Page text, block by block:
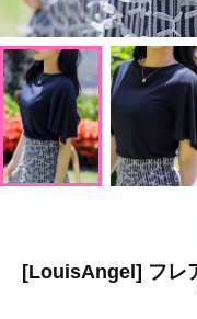
[LouisAngel] フレ